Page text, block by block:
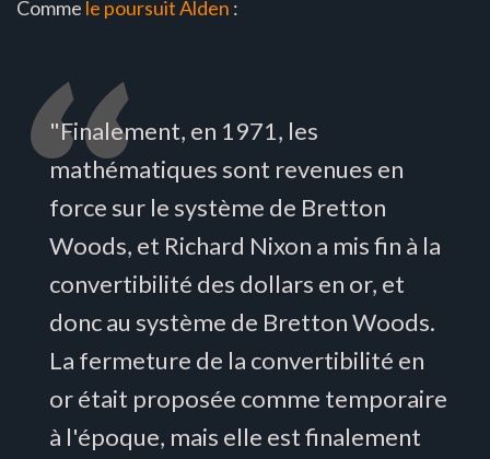
Comme le poursuit Alden :
"Finalement, en 1971, les
mathématiques sont revenues en
force sur le système de Bretton
Woods, et Richard Nixon a mis fin à la
convertibilité des dollars en or, et
donc au système de Bretton Woods.
La fermeture de la convertibilité en
or était proposée comme temporaire
à l'époque, mais elle est finalement